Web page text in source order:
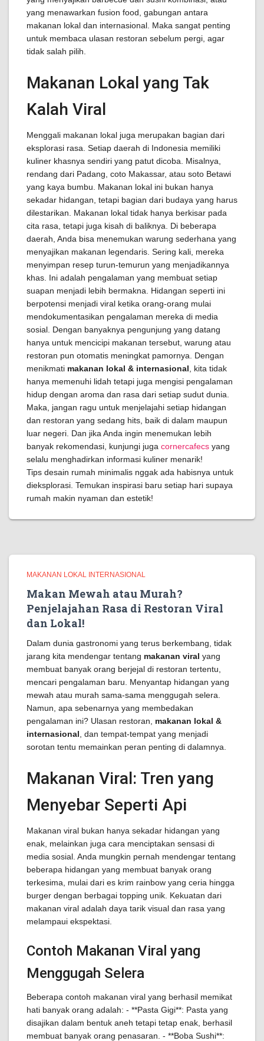
yang menawarkan fusion food, gabungan antara
makanan lokal dan internasional. Maka sangat penting
untuk membaca ulasan restoran sebelum pergi, agar
tidak salah pilih.
Makanan Lokal yang Tak
Kalah Viral
Menggali makanan lokal juga merupakan bagian dari
eksplorasi rasa. Setiap daerah di Indonesia memiliki
kuliner khasnya sendiri yang patut dicoba. Misalnya,
rendang dari Padang, coto Makassar, atau soto Betawi
yang kaya bumbu. Makanan lokal ini bukan hanya
sekadar hidangan, tetapi bagian dari budaya yang harus
dilestarikan. Makanan lokal tidak hanya berkisar pada
cita rasa, tetapi juga kisah di baliknya. Di beberapa
daerah, Anda bisa menemukan warung sederhana yang
menyajikan makanan legendaris. Sering kali, mereka
menyimpan resep turun-temurun yang menjadikannya
khas. Ini adalah pengalaman yang membuat setiap
suapan menjadi lebih bermakna. Hidangan seperti ini
berpotensi menjadi viral ketika orang-orang mulai
mendokumentasikan pengalaman mereka di media
sosial. Dengan banyaknya pengunjung yang datang
hanya untuk mencicipi makanan tersebut, warung atau
restoran pun otomatis meningkat pamornya. Dengan
menikmati makanan lokal & internasional , kita tidak
hanya memenuhi lidah tetapi juga mengisi pengalaman
hidup dengan aroma dan rasa dari setiap sudut dunia.
Maka, jangan ragu untuk menjelajahi setiap hidangan
dan restoran yang sedang hits, baik di dalam maupun
luar negeri. Dan jika Anda ingin menemukan lebih
banyak rekomendasi, kunjungi juga cornercafecs yang
selalu menghadirkan informasi kuliner menarik!
Tips desain rumah minimalis nggak ada habisnya untuk
dieksplorasi. Temukan inspirasi baru setiap hari supaya
rumah makin nyaman dan estetik!
MAKANAN LOKAL INTERNASIONAL
Makan Mewah atau Murah?
Penjelajahan Rasa di Restoran Viral
dan Lokal!
Dalam dunia gastronomi yang terus berkembang, tidak
jarang kita mendengar tentang makanan viral yang
membuat banyak orang berjejal di restoran tertentu,
mencari pengalaman baru. Menyantap hidangan yang
mewah atau murah sama-sama menggugah selera.
Namun, apa sebenarnya yang membedakan
pengalaman ini? Ulasan restoran, makanan lokal &
internasional , dan tempat-tempat yang menjadi
sorotan tentu memainkan peran penting di dalamnya.
Makanan Viral: Tren yang
Menyebar Seperti Api
Makanan viral bukan hanya sekadar hidangan yang
enak, melainkan juga cara menciptakan sensasi di
media sosial. Anda mungkin pernah mendengar tentang
beberapa hidangan yang membuat banyak orang
terkesima, mulai dari es krim rainbow yang ceria hingga
burger dengan berbagai topping unik. Kekuatan dari
makanan viral adalah daya tarik visual dan rasa yang
melampaui ekspektasi.
Contoh Makanan Viral yang
Menggugah Selera
Beberapa contoh makanan viral yang berhasil memikat
hati banyak orang adalah: - **Pasta Gigi**: Pasta yang
disajikan dalam bentuk aneh tetapi tetap enak, berhasil
membuat banyak orang penasaran. - **Boba Sushi**: